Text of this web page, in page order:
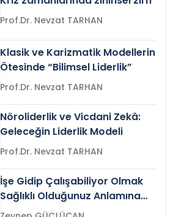
Prof.Dr. Nevzat TARHAN
Klasik ve Karizmatik Modellerin
Ötesinde “Bilimsel Liderlik”
Prof.Dr. Nevzat TARHAN
Nöroliderlik ve Vicdani Zekâ:
Geleceğin Liderlik Modeli
Prof.Dr. Nevzat TARHAN
İşe Gidip Çalışabiliyor Olmak
Sağlıklı Olduğunuz Anlamına
Gelir mi?